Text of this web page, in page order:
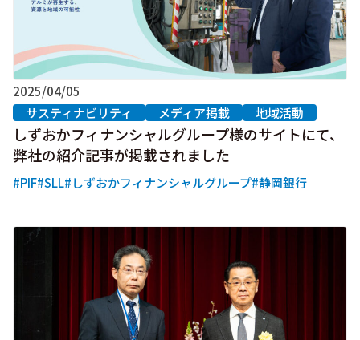
2025/04/05
サスティナビリティ
メディア掲載 地域活動
しずおかフィナンシャルグループ様のサイトにて、
弊社の紹介記事が掲載されました
#PIF#SLL#しずおかフィナンシャルグループ#静岡銀行